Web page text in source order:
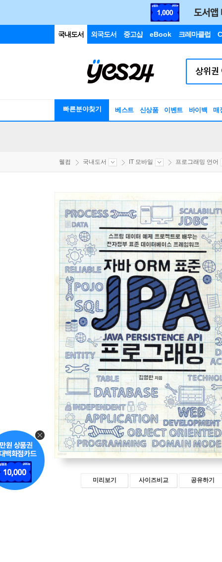
국내도서 외국도서 중고샵 eBook 크레마클럽
빠른분야찾기 베스트 신상품 이벤트 바이백 매
웰컴 국내도서 IT 모바일 프로그래밍 언어
미리보기 사이즈비교 공유하기